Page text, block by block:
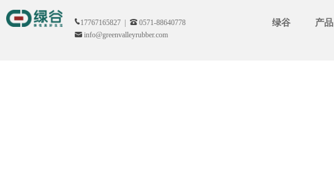
17767165827 |
0571-88640778
info@greenvalleyrubber.com
绿谷 产品